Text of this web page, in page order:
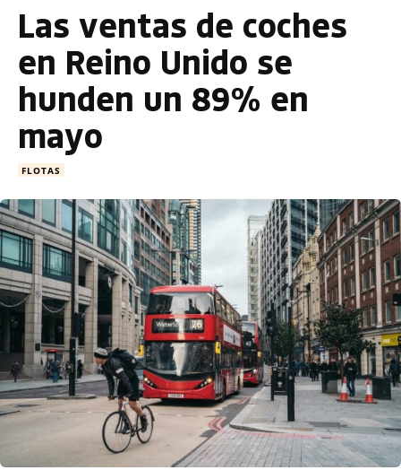
Las ventas de coches
en Reino Unido se
hunden un 89% en
mayo
FLOTAS